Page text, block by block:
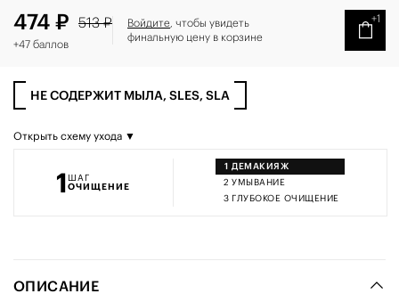
+47 баллов
474 ₽ 513 ₽ Войдите, чтобы увидеть
финальную цену в корзине
+1
НЕ СОДЕРЖИТ МЫЛА, SLES, SLA
Открыть схему ухода ▼
1ШАГ
ОЧИЩЕНИЕ
1 ДЕМАКИЯЖ
2 УМЫВАНИЕ
3 ГЛУБОКОЕ ОЧИЩЕНИЕ
ОПИСАНИЕ